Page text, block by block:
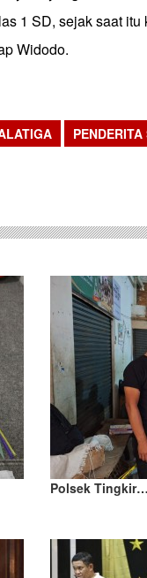
1 SD, sejak saat
Widodo.
Polsek Tingkir…